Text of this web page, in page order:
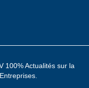
100% Actualités sur la